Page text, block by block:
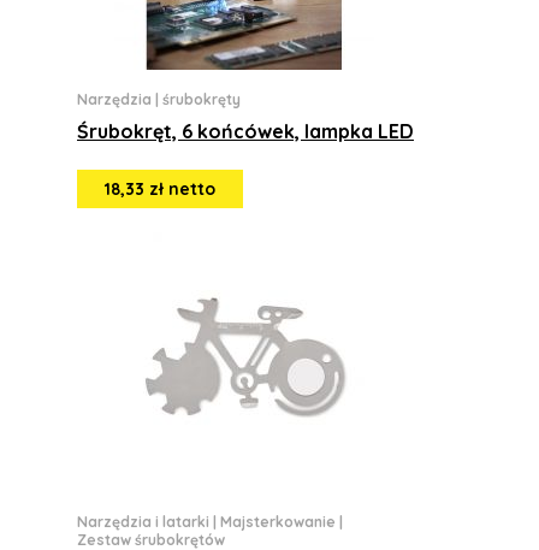
Narzędzia śrubokręty
Śrubokręt, 6 końcówek, lampka LED
18,33 zł netto
Narzędzia i latarki Majsterkowanie
Zestaw śrubokrętów